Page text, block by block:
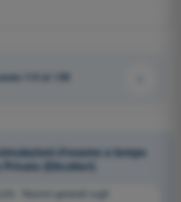
115 di 159
d'esame a tempo
(Elicotteri)
- Nozioni generali sugli